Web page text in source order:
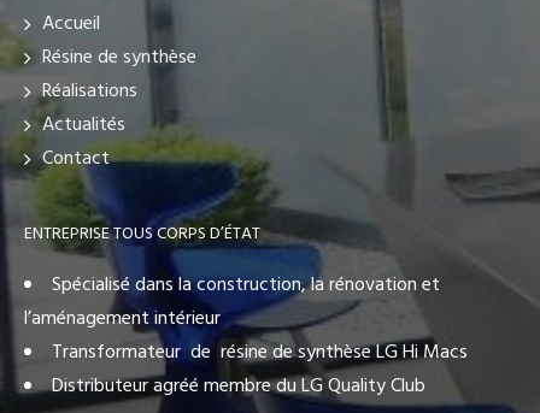
Accueil
Résine de synthèse
Réalisations
Actualités
Contact
ENTREPRISE TOUS CORPS D’ÉTAT
Spécialisé dans la construction, la rénovation et
l’aménagement intérieur
Transformateur de résine de synthèse LG Hi Macs
Distributeur agréé membre du LG Quality Club